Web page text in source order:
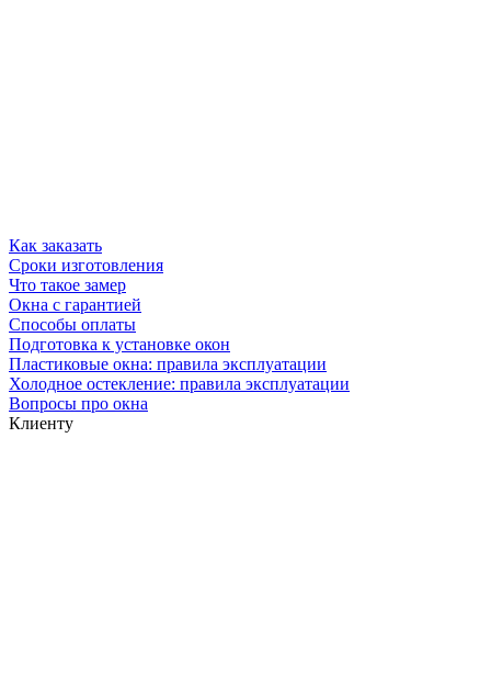
Как заказать
Сроки изготовления
Что такое замер
Окна с гарантией
Способы оплаты
Подготовка к установке окон
Пластиковые окна: правила эксплуатации
Холодное остекление: правила эксплуатации
Вопросы про окна
Клиенту